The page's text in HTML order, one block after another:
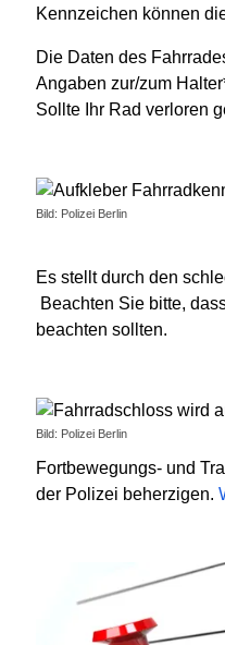
Kennzeichen können
Die Daten des
Angaben zur/zum
Sollte Ihr Rad verloren
Bild: Polizei Berlin
Es stellt durch den
Beachten Sie bitte,
beachten sollten.
Bild: Polizei Berlin
Fortbewegungs- und
der Polizei beherzigen.